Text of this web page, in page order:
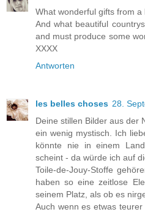
What wonderful gifts from a
And what beautiful
and must produce some
XXXX
Antworten
les belles choses 28.
Deine stillen Bilder aus der
ein wenig mystisch. Ich
könnte nie in einem
scheint - da würde ich auf
Toile-de-Jouy-Stoffe
haben so eine zeitlose
seinem Platz, als ob es
Auch wenn es etwas